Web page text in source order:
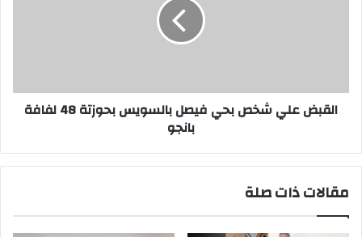
لفافة
بانجو
القبض علي شخص بحي فيصل بالسويس بحوزتة 48 لفافة
بانجو
مقالات ذات صلة